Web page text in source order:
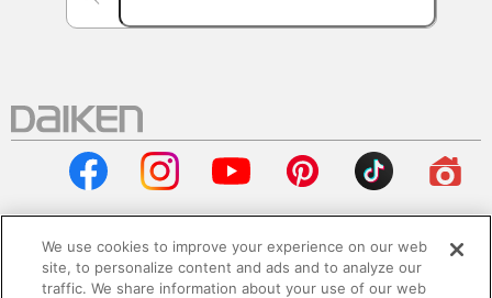
会社情報
We use cookies to improve your experience on our web
site, to personalize content and ads and to analyze our
traffic. We share information about your use of our web